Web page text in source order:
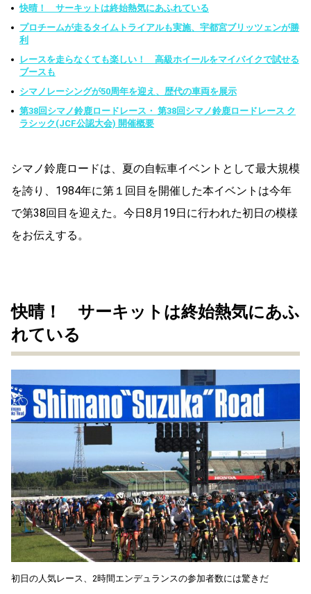
快晴！ サーキットは終始熱気にあふれている
プロチームが走るタイムトライアルも実施、宇都宮ブリッツェンが勝
利
レースを走らなくても楽しい！ 高級ホイールをマイバイクで試せる
ブースも
シマノレーシングが50周年を迎え、歴代の車両を展示
第38回シマノ鈴鹿ロードレース・ 第38回シマノ鈴鹿ロードレース ク
ラシック(JCF公認大会) 開催概要
シマノ鈴鹿ロードは、夏の自転車イベントとして最大規模
を誇り、1984年に第１回目を開催した本イベントは今年
で第38回目を迎えた。今日8月19日に行われた初日の模様
をお伝えする。
快晴！ サーキットは終始熱気にあふ
れている
初日の人気レース、2時間エンデュランスの参加者数には驚きだ